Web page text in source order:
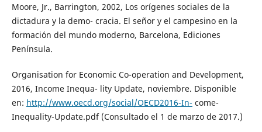
Moore, Jr., Barrington, 2002, Los orígenes sociales de la
dictadura y la demo- cracia. El señor y el campesino en la
formación del mundo moderno, Barcelona, Ediciones
Península.
Organisation for Economic Co-operation and Development,
2016, Income Inequa- lity Update, noviembre. Disponible
en: http://www.oecd.org/social/OECD2016-In- come-
Inequality-Update.pdf (Consultado el 1 de marzo de 2017.)